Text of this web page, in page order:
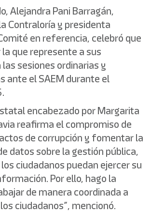
Alejandra Pani Barragán,
Contraloría y presidenta
en referencia, celebró que
que represente a sus
sesiones ordinarias y
ante el SAEM durante el
encabezado por Margarita
reafirma el compromiso de
de corrupción y fomentar la
datos sobre la gestión pública,
ciudadanos puedan ejercer su
Por ello, hago la
de manera coordinada a
ciudadanos”, mencionó.